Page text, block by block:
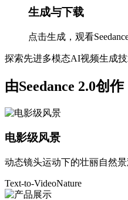
生成与下载
点击生成，观看
探索先进多模态AI视频生成
由Seedance 2.0创作
电影级风景
动态镜头运动下的壮丽自然
Text-to-VideoNature